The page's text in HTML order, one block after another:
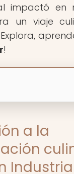
impactó en
un viaje
!
a la